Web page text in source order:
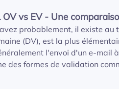
OV vs EV - Une
probablement, il existe
(DV), est la plus
l'envoi d'un e-mail
des formes de validation